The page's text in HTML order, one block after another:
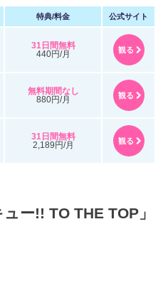
特典/料金 公式サイト
31日間無料
440円/月
観る
無料期間なし
880円/月
観る
31日間無料
2,189円/月
観る
ー!! TO THE TOP」